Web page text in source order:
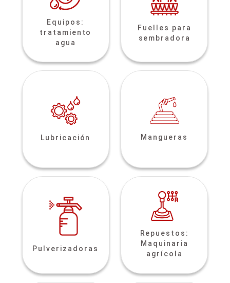
Equipos:
tratamiento
agua
Fuelles para
sembradora
Lubricación Mangueras
Pulverizadoras
Repuestos:
Maquinaria
agrícola